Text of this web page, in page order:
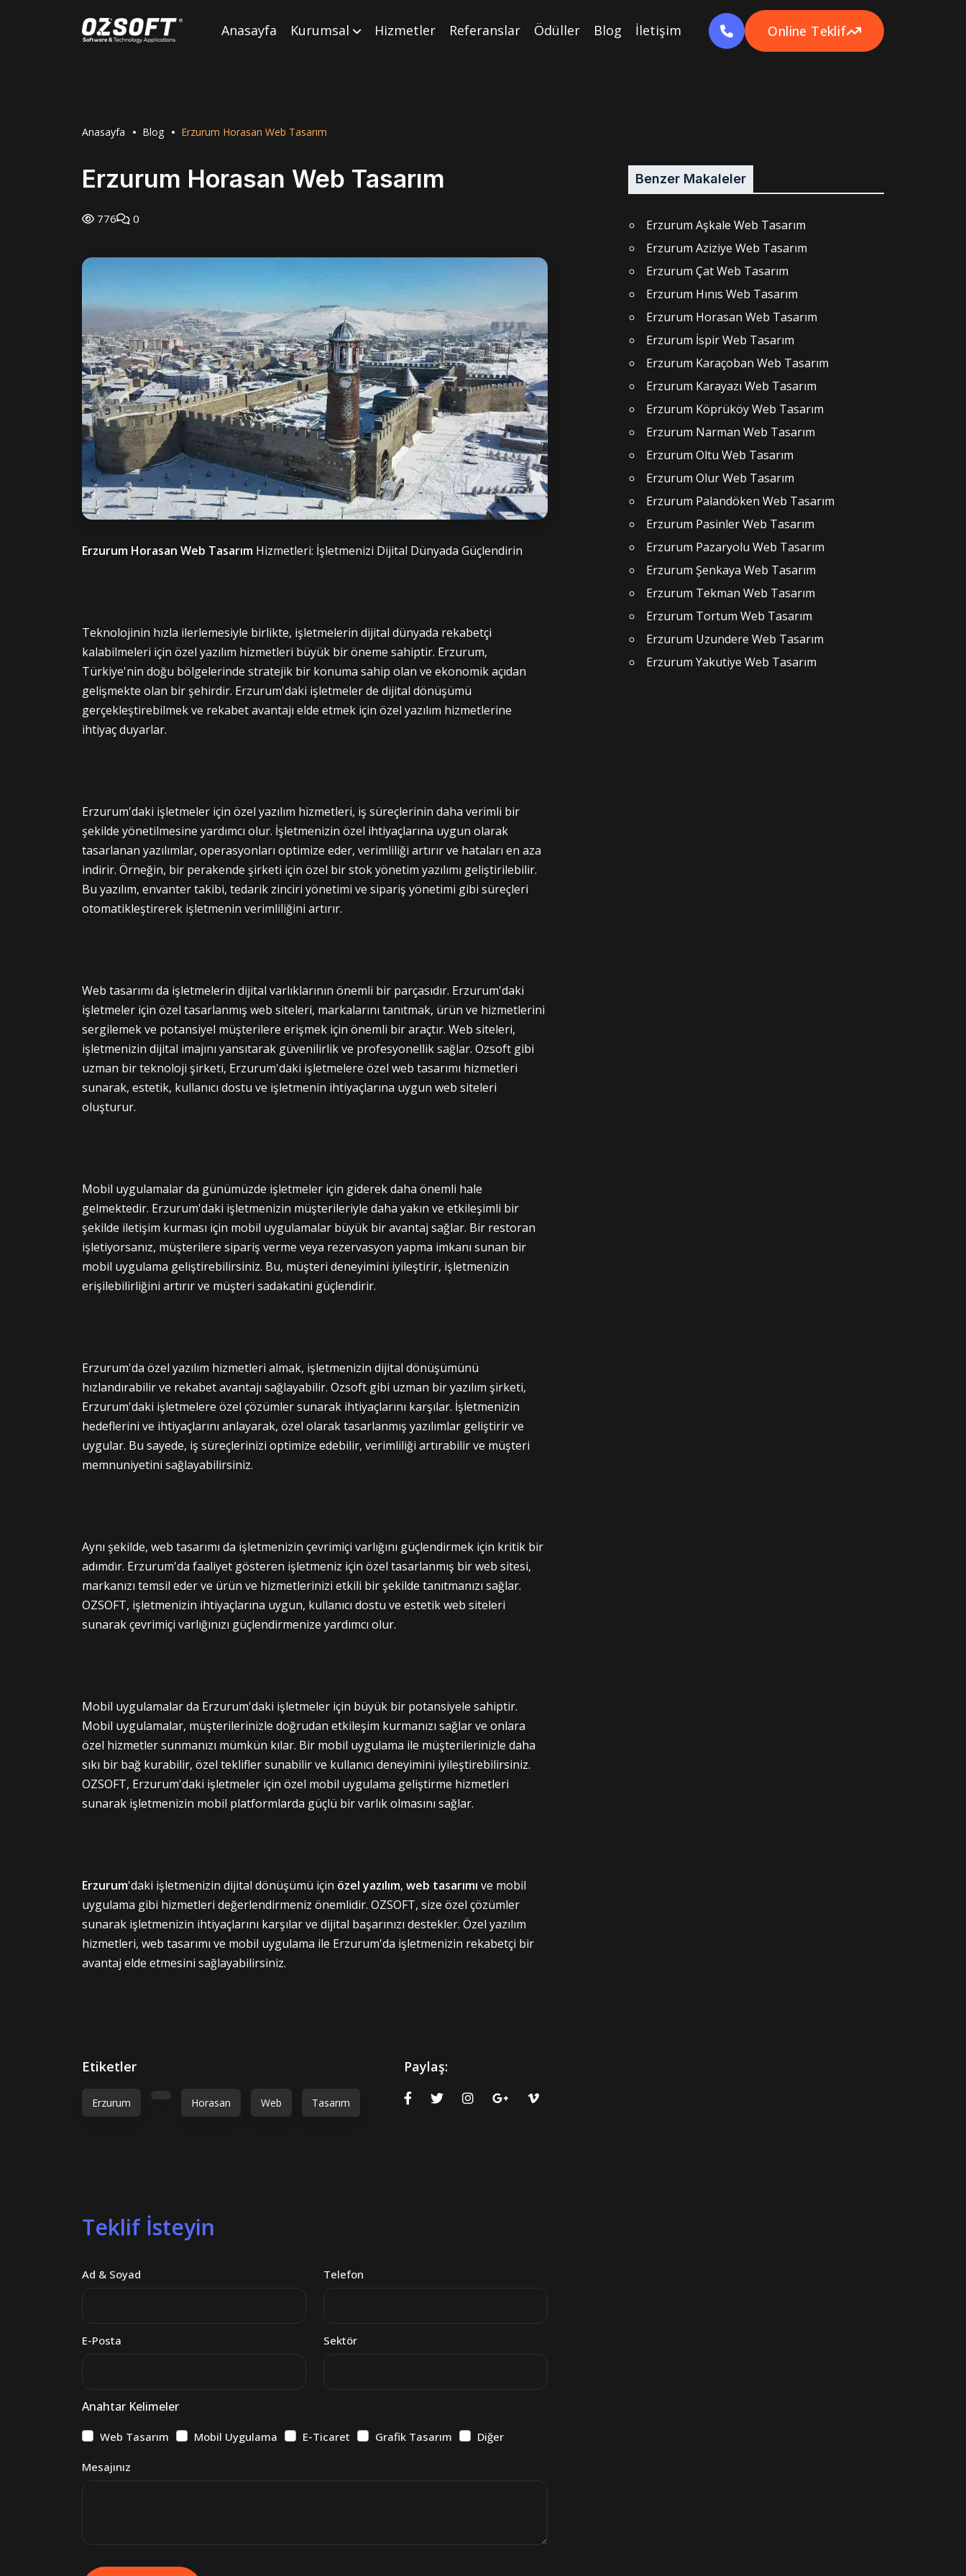
Anasayfa Kurumsal Hizmetler Referanslar Ödüller Blog İletişim Online Teklif
Anasayfa Blog Erzurum Horasan Web Tasarım
Erzurum Horasan Web Tasarım
776 0
Erzurum Horasan Web Tasarım Hizmetleri: İşletmenizi Dijital Dünyada Güçlendirin
Teknolojinin hızla ilerlemesiyle birlikte, işletmelerin dijital dünyada rekabetçi
kalabilmeleri için özel yazılım hizmetleri büyük bir öneme sahiptir. Erzurum,
Türkiye'nin doğu bölgelerinde stratejik bir konuma sahip olan ve ekonomik açıdan
gelişmekte olan bir şehirdir. Erzurum'daki işletmeler de dijital dönüşümü
gerçekleştirebilmek ve rekabet avantajı elde etmek için özel yazılım hizmetlerine
ihtiyaç duyarlar.
Erzurum'daki işletmeler için özel yazılım hizmetleri, iş süreçlerinin daha verimli bir
şekilde yönetilmesine yardımcı olur. İşletmenizin özel ihtiyaçlarına uygun olarak
tasarlanan yazılımlar, operasyonları optimize eder, verimliliği artırır ve hataları en aza
indirir. Örneğin, bir perakende şirketi için özel bir stok yönetim yazılımı geliştirilebilir.
Bu yazılım, envanter takibi, tedarik zinciri yönetimi ve sipariş yönetimi gibi süreçleri
otomatikleştirerek işletmenin verimliliğini artırır.
Web tasarımı da işletmelerin dijital varlıklarının önemli bir parçasıdır. Erzurum'daki
işletmeler için özel tasarlanmış web siteleri, markalarını tanıtmak, ürün ve hizmetlerini
sergilemek ve potansiyel müşterilere erişmek için önemli bir araçtır. Web siteleri,
işletmenizin dijital imajını yansıtarak güvenilirlik ve profesyonellik sağlar. Ozsoft gibi
uzman bir teknoloji şirketi, Erzurum'daki işletmelere özel web tasarımı hizmetleri
sunarak, estetik, kullanıcı dostu ve işletmenin ihtiyaçlarına uygun web siteleri
oluşturur.
Mobil uygulamalar da günümüzde işletmeler için giderek daha önemli hale
gelmektedir. Erzurum'daki işletmenizin müşterileriyle daha yakın ve etkileşimli bir
şekilde iletişim kurması için mobil uygulamalar büyük bir avantaj sağlar. Bir restoran
işletiyorsanız, müşterilere sipariş verme veya rezervasyon yapma imkanı sunan bir
mobil uygulama geliştirebilirsiniz. Bu, müşteri deneyimini iyileştirir, işletmenizin
erişilebilirliğini artırır ve müşteri sadakatini güçlendirir.
Erzurum'da özel yazılım hizmetleri almak, işletmenizin dijital dönüşümünü
hızlandırabilir ve rekabet avantajı sağlayabilir. Ozsoft gibi uzman bir yazılım şirketi,
Erzurum'daki işletmelere özel çözümler sunarak ihtiyaçlarını karşılar. İşletmenizin
hedeflerini ve ihtiyaçlarını anlayarak, özel olarak tasarlanmış yazılımlar geliştirir ve
uygular. Bu sayede, iş süreçlerinizi optimize edebilir, verimliliği artırabilir ve müşteri
memnuniyetini sağlayabilirsiniz.
Aynı şekilde, web tasarımı da işletmenizin çevrimiçi varlığını güçlendirmek için kritik bir
adımdır. Erzurum'da faaliyet gösteren işletmeniz için özel tasarlanmış bir web sitesi,
markanızı temsil eder ve ürün ve hizmetlerinizi etkili bir şekilde tanıtmanızı sağlar.
OZSOFT, işletmenizin ihtiyaçlarına uygun, kullanıcı dostu ve estetik web siteleri
sunarak çevrimiçi varlığınızı güçlendirmenize yardımcı olur.
Mobil uygulamalar da Erzurum'daki işletmeler için büyük bir potansiyele sahiptir.
Mobil uygulamalar, müşterilerinizle doğrudan etkileşim kurmanızı sağlar ve onlara
özel hizmetler sunmanızı mümkün kılar. Bir mobil uygulama ile müşterilerinizle daha
sıkı bir bağ kurabilir, özel teklifler sunabilir ve kullanıcı deneyimini iyileştirebilirsiniz.
OZSOFT, Erzurum'daki işletmeler için özel mobil uygulama geliştirme hizmetleri
sunarak işletmenizin mobil platformlarda güçlü bir varlık olmasını sağlar.
Erzurum'daki işletmenizin dijital dönüşümü için özel yazılım, web tasarımı ve mobil
uygulama gibi hizmetleri değerlendirmeniz önemlidir. OZSOFT, size özel çözümler
sunarak işletmenizin ihtiyaçlarını karşılar ve dijital başarınızı destekler. Özel yazılım
hizmetleri, web tasarımı ve mobil uygulama ile Erzurum'da işletmenizin rekabetçi bir
avantaj elde etmesini sağlayabilirsiniz.
Etiketler
Erzurum Horasan Web Tasarım
Paylaş:
Teklif İsteyin
Ad & Soyad Telefon
E-Posta Sektör
Anahtar Kelimeler
Web Tasarım Mobil Uygulama E-Ticaret Grafik Tasarım Diğer
Mesajınız
Benzer Makaleler
Erzurum Aşkale Web Tasarım
Erzurum Aziziye Web Tasarım
Erzurum Çat Web Tasarım
Erzurum Hınıs Web Tasarım
Erzurum Horasan Web Tasarım
Erzurum İspir Web Tasarım
Erzurum Karaçoban Web Tasarım
Erzurum Karayazı Web Tasarım
Erzurum Köprüköy Web Tasarım
Erzurum Narman Web Tasarım
Erzurum Oltu Web Tasarım
Erzurum Olur Web Tasarım
Erzurum Palandöken Web Tasarım
Erzurum Pasinler Web Tasarım
Erzurum Pazaryolu Web Tasarım
Erzurum Şenkaya Web Tasarım
Erzurum Tekman Web Tasarım
Erzurum Tortum Web Tasarım
Erzurum Uzundere Web Tasarım
Erzurum Yakutiye Web Tasarım